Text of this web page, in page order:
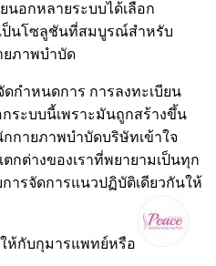
นอกหลายระบบได้เลือก
ป็นโซลูชันที่สมบูรณ์สำหรับ
ยภาพบำบัด
กำหนดการ การลงทะเบียน
กระบบนี้เพราะมันถูกสร้างขึ้น
กายภาพบำบัดบริษัทเข้าใจ
กต่างของเราที่พยายามเป็นทุก
ารจัดการแนวปฏิบัติเดียวกันให้
ห้กับกุมารแพทย์หรือ